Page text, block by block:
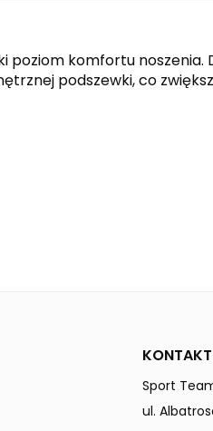
komfortu
podszewki, co
KONTAKT
Sport
ul.